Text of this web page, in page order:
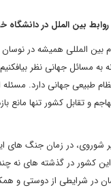
بین الملل در دانشگاه
بین المللی همیشه در
به مسائل جهانی نظر
طبیعی جهانی دارد.
و تقابل کشور تنها
شوروی، در زمان جنگ های
کشور در گذشته های نه
شرایطی از دوستی و